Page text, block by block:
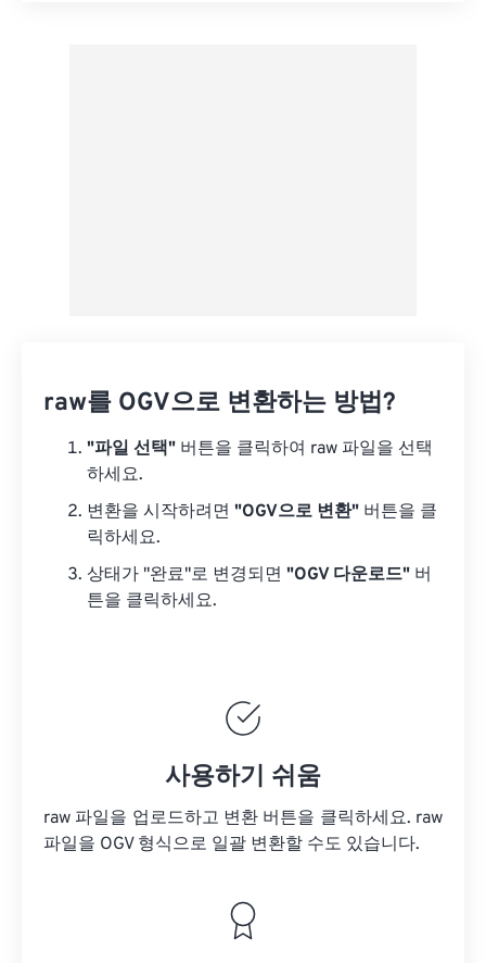
raw를 OGV으로 변환하는 방법?
"파일 선택" 버튼을 클릭하여 raw 파일을 선택
하세요.
변환을 시작하려면 "OGV으로 변환" 버튼을 클
릭하세요.
상태가 "완료"로 변경되면 "OGV 다운로드" 버
튼을 클릭하세요.
사용하기 쉬움
raw 파일을 업로드하고 변환 버튼을 클릭하세요. raw
파일을 OGV 형식으로 일괄 변환할 수도 있습니다.